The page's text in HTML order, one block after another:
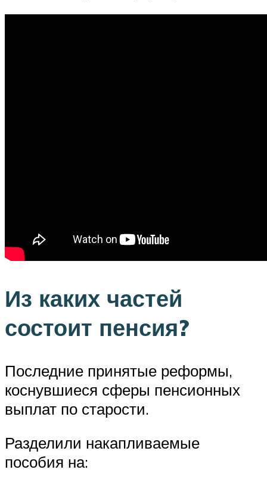
Из каких частей
состоит пенсия?
Последние принятые реформы,
коснувшиеся сферы пенсионных
выплат по старости.
Разделили накапливаемые
пособия на: